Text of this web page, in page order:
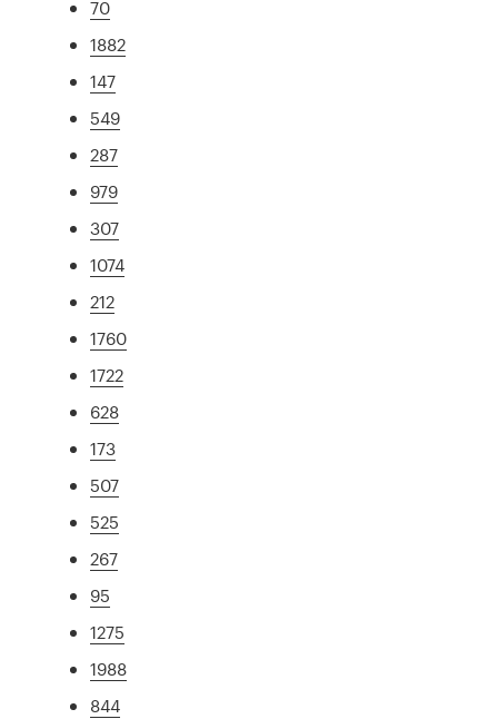
70
1882
147
549
287
979
307
1074
212
1760
1722
628
173
507
525
267
95
1275
1988
844